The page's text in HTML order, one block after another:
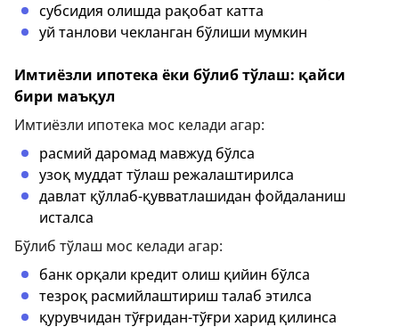
субсидия олишда рақобат катта
уй танлови чекланган бўлиши мумкин
Имтиёзли ипотека ёки бўлиб тўлаш: қайси
бири маъқул
Имтиёзли ипотека мос келади агар:
расмий даромад мавжуд бўлса
узоқ муддат тўлаш режалаштирилса
давлат қўллаб-қувватлашидан фойдаланиш
исталса
Бўлиб тўлаш мос келади агар:
банк орқали кредит олиш қийин бўлса
тезроқ расмийлаштириш талаб этилса
қурувчидан тўғридан-тўғри харид қилинса